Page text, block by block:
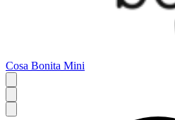
Cosa Bonita Mini